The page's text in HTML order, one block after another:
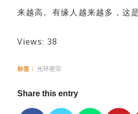
来越高。有缘人越来越多，这
Views: 38
标签： 光环密宗
Share this entry